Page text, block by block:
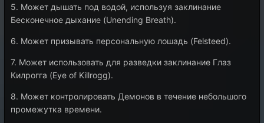
5. Может дышать под водой, используя заклинание
Бесконечное дыхание (Unending Breath).
6. Может призывать персональную лошадь (Felsteed).
7. Может использовать для разведки заклинание Глаз
Килрогга (Eye of Killrogg).
8. Может контролировать Демонов в течение небольшого
промежутка времени.